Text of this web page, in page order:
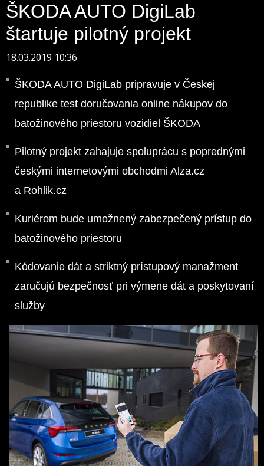
ŠKODA AUTO DigiLab
štartuje pilotný projekt
18.03.2019 10:36
ŠKODA AUTO DigiLab pripravuje v Českej
republike test doručovania online nákupov do
batožinového priestoru vozidiel ŠKODA
Pilotný projekt zahajuje spoluprácu s poprednými
českými internetovými obchodmi Alza.cz
a Rohlik.cz
Kuriérom bude umožnený zabezpečený prístup do
batožinového priestoru
Kódovanie dát a striktný prístupový manažment
zaručujú bezpečnosť pri výmene dát a poskytovaní
služby